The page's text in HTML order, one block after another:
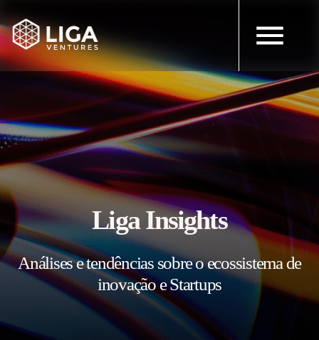
Liga Insights
Análises e tendências sobre o ecossistema de
inovação e Startups